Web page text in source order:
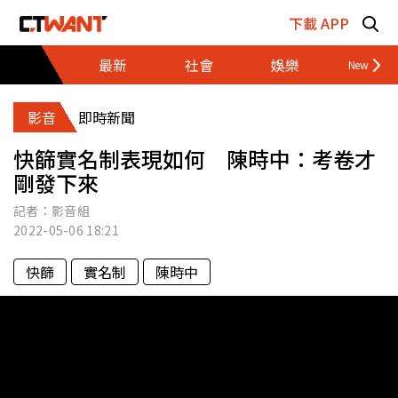
下載 APP
最新
社會 娛樂 財經
影音 即時新聞
快篩實名制表現如何 陳時中：考卷才
剛發下來
記者：影音組
2022-05-06 18:21
快篩 實名制 陳時中